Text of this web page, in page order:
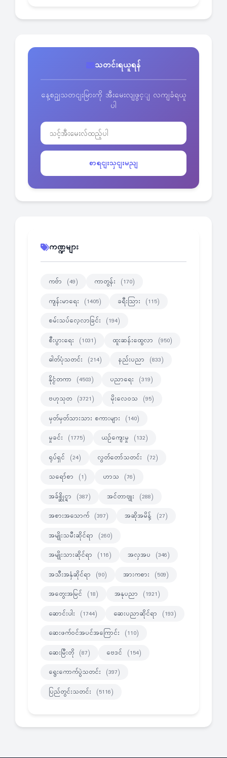
သတင်းရယူရန်
နေ့စဥျသတငျးမြားကို အီးမေးလျဖွင့ျ လကျခံရယူ
ပါ
စာရငျးသှငျးမညျ
ကဏ္ဍများ
ကဗ်ာ (49) ကာတွန်း (170)
ကျန်းမာရေး (1405) ခရီးသြား (115)
စမ်းသပ်လေ့လာခြင်း (194)
စီးပွားရေး (1031) ထူးဆန်းထွေလာ (950)
ဓါတ်ပုံသတင်း (214) နည်းပညာ (833)
နိုင္ငံတကာ (4503) ပညာရေး (319)
ဗဟုသုတ (3721) မိုးလေဝသ (95)
မှတ်မှတ်သားသား စကားများ (140)
မှုခင်း (1775) ယဉ်ကျေးမှု (132)
ရုပ်ရှင် (24) လွတ်တော်သတင်း (72)
သရော်စာ (1) ဟာသ (76)
အခ်စ္ဆိုင္ရာ (387) အင်တာဗျုး (288)
အစားအသောက် (397) အဆိုအမိန့် (27)
အမျိုးသမီးဆိုင်ရာ (260)
အမျိုးသားဆိုင်ရာ (116) အလှအပ (346)
အသီးအနှံဆိုင်ရာ (90) အားကစား (509)
အတွေးအမြင် (18) အနုပညာ (1921)
ဆောင်းပါး (1744) ဆေးပညာဆိုင်ရာ (193)
ဆေးဖက်ဝင်အပင်အကြောင်း (110)
ဆေးမြီးတို (87) ဗေဒင် (154)
ရွေးကောက်ပွဲသတင်း (397)
ပြည်တွင်းသတင်း (5116)